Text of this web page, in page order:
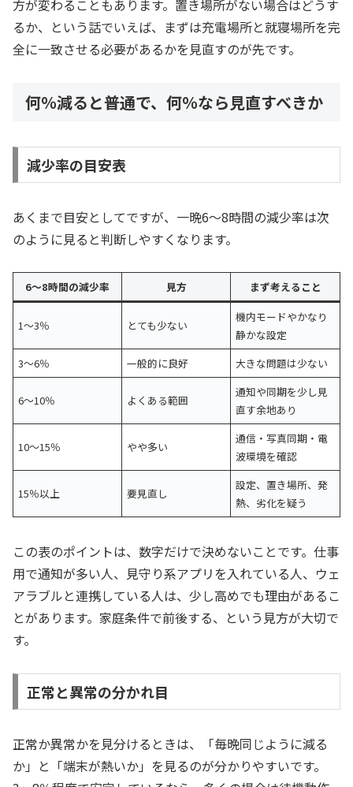
方が変わることもあります。置き場所がない場合はどうす
るか、という話でいえば、まずは充電場所と就寝場所を完
全に一致させる必要があるかを見直すのが先です。
何％減ると普通で、何％なら見直すべきか
減少率の目安表
あくまで目安としてですが、一晩6〜8時間の減少率は次
のように見ると判断しやすくなります。
6〜8時間の減少率 見方 まず考えること
1〜3％ とても少ない
機内モードやかなり
静かな設定
3〜6％
一般的に良好 大きな問題は少ない
6〜10％ よくある範囲
通知や同期を少し見
直す余地あり
10〜15％ やや多い
通信・写真同期・電
波環境を確認
15％以上 要見直し
設定、置き場所、発
熱、劣化を疑う
この表のポイントは、数字だけで決めないことです。仕事
用で通知が多い人、見守り系アプリを入れている人、ウェ
アラブルと連携している人は、少し高めでも理由があるこ
とがあります。家庭条件で前後する、という見方が大切で
す。
正常と異常の分かれ目
正常か異常かを見分けるときは、「毎晩同じように減る
か」と「端末が熱いか」を見るのが分かりやすいです。